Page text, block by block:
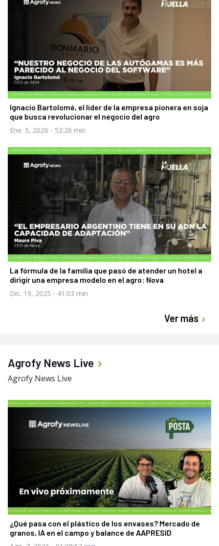
Ignacio Bartolomé, el líder de la empresa pionera en soja
que busca revolucionar el negocio del agro
Ene. 5, 2026 - 52:26 min
La fórmula de la familia que pasó de atender un hotel a
dirigir una empresa modelo en el agro: Nova
Dic. 19, 2025 - 41:03 min
Ver más
Agrofy News Live
Agrofy News Live
¿Qué pasa con el plástico de los envases? Mercado de
granos, IA en el campo y balance de AAPRESID